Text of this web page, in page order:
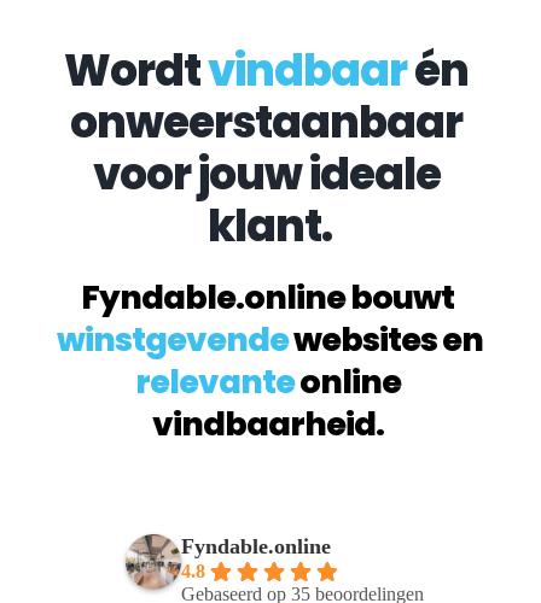
Wordt vindbaar én
onweerstaanbaar
voor jouw ideale
klant.
Fyndable.online bouwt
winstgevende
websites en
relevante online
vindbaarheid.
Fyndable.online
4.8
Gebaseerd op 35 beoordelingen